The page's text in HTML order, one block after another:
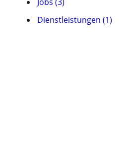
Dienstleistungen (1)